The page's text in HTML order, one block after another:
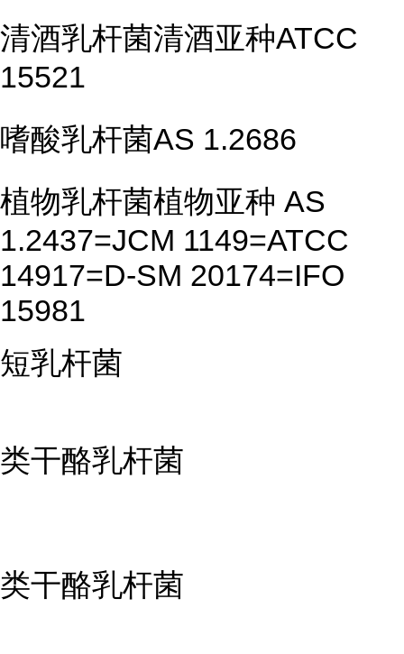
清酒乳杆菌清酒亚种ATCC
15521
嗜酸乳杆菌AS 1.2686
植物乳杆菌植物亚种 AS
1.2437=JCM 1149=ATCC
14917=D-SM 20174=IFO
15981
短乳杆菌
类干酪乳杆菌
类干酪乳杆菌